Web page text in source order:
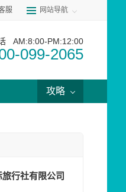
服 网站导航
AM:8:00-PM:12:00
099-2065
攻略
行社有限公司